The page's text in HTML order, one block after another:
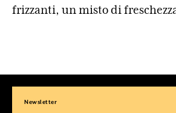
frizzanti, un misto di
Newsletter